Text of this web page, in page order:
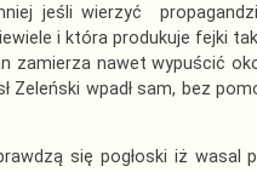
jeśli wierzyć
i która produkuje fejki
zamierza nawet wypuścić
Zeleński wpadł sam, bez
się pogłoski iż